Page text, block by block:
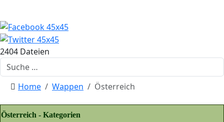
2404 Dateien
Suchen
Home Wappen Österreich
Österreich - Kategorien